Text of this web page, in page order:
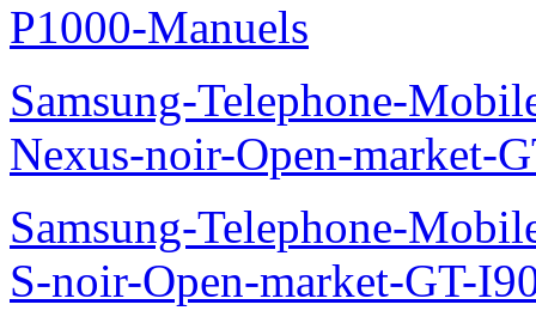
P1000-Manuels
Samsung-Telephone-
Nexus-noir-Open-market-
Samsung-Telephone-
S-noir-Open-market-GT-